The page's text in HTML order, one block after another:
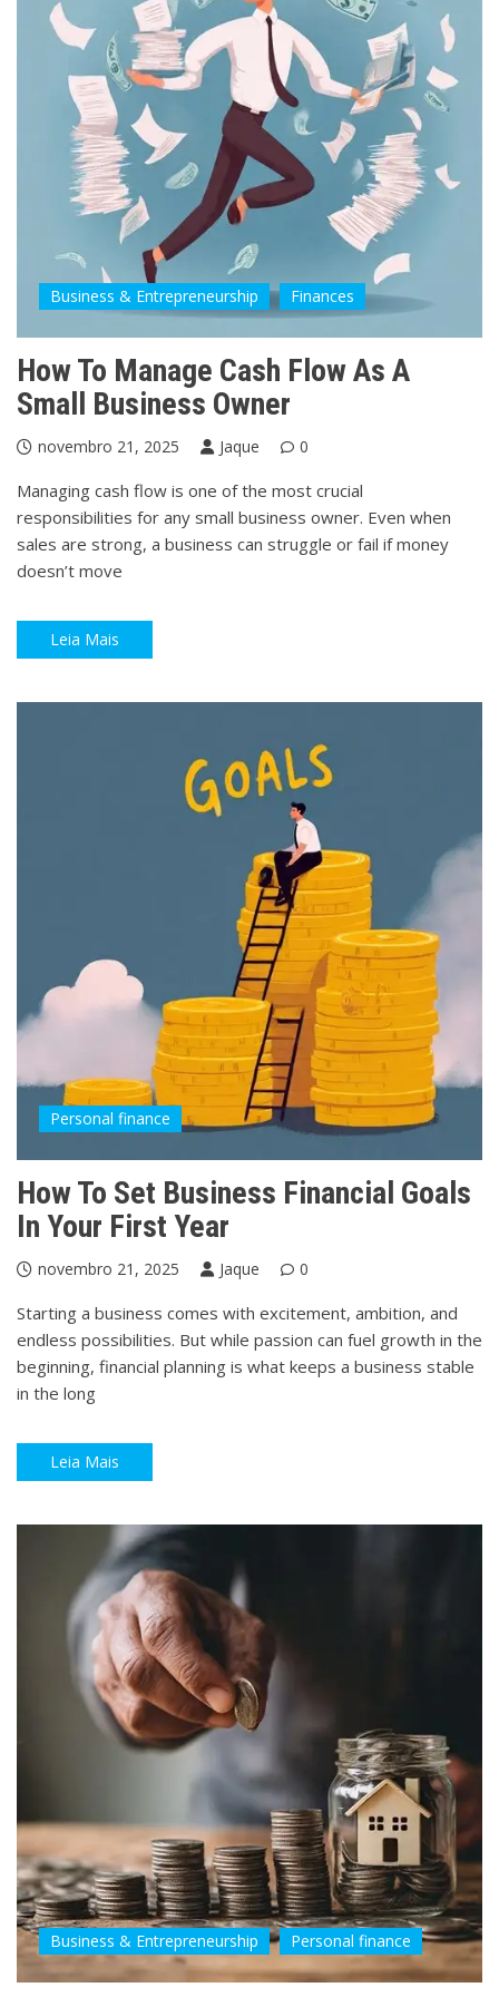
Business & Entrepreneurship Finances
How To Manage Cash Flow As A
Small Business Owner
novembro 21, 2025 Jaque 0
Managing cash flow is one of the most crucial
responsibilities for any small business owner. Even when
sales are strong, a business can struggle or fail if money
doesn’t move
Leia Mais
Personal finance
How To Set Business Financial Goals
In Your First Year
novembro 21, 2025 Jaque 0
Starting a business comes with excitement, ambition, and
endless possibilities. But while passion can fuel growth in the
beginning, financial planning is what keeps a business stable
in the long
Leia Mais
Business & Entrepreneurship Personal finance